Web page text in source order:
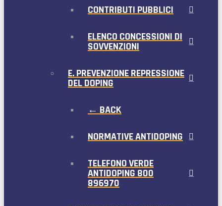
CONTRIBUTI PUBBLICI
ELENCO CONCESSIONI DI
SOVVENZIONI
E. PREVENZIONE REPRESSIONE
DEL DOPING
← BACK
NORMATIVE ANTIDOPING
TELEFONO VERDE
ANTIDOPING 800
896970